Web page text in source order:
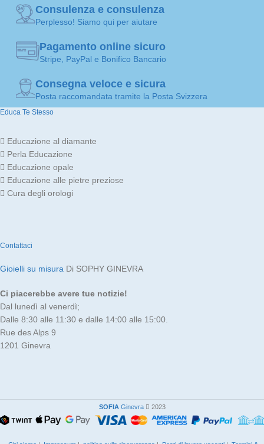
Consulenza e consulenza
Perplesso! Siamo qui per aiutare
Pagamento online sicuro
Stripe, PayPal e Bonifico Bancario
Consegna veloce e sicura
Posta raccomandata tramite la Posta Svizzera
Educa Te Stesso
Educazione al diamante
Perla Educazione
Educazione opale
Educazione alle pietre preziose
Cura degli orologi
Contattaci
Gioielli su misura Di SOPHY GINEVRA
Ci piacerebbe avere tue notizie!
Dal lunedì al venerdì;
Dalle 8:30 alle 11:30 e dalle 14:00 alle 15:00.
Rue des Alps 9
1201 Ginevra
SOFIAGinevra 2023